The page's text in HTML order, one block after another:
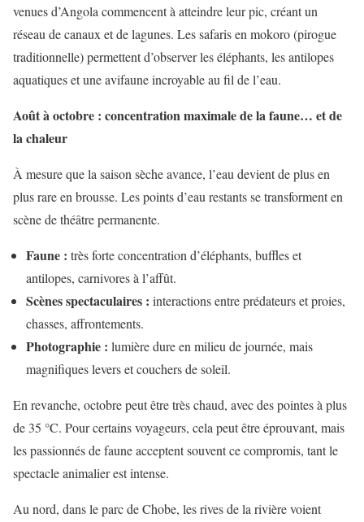
venues d’Angola commencent à atteindre leur pic, créant un
réseau de canaux et de lagunes. Les safaris en mokoro (pirogue
traditionnelle) permettent d’observer les éléphants, les antilopes
aquatiques et une avifaune incroyable au fil de l’eau.
Août à octobre : concentration maximale de la faune… et de
la chaleur
À mesure que la saison sèche avance, l’eau devient de plus en
plus rare en brousse. Les points d’eau restants se transforment en
scène de théâtre permanente.
Faune : très forte concentration d’éléphants, buffles et
antilopes, carnivores à l’affût.
Scènes spectaculaires : interactions entre prédateurs et proies,
chasses, affrontements.
Photographie : lumière dure en milieu de journée, mais
magnifiques levers et couchers de soleil.
En revanche, octobre peut être très chaud, avec des pointes à plus
de 35 °C. Pour certains voyageurs, cela peut être éprouvant, mais
les passionnés de faune acceptent souvent ce compromis, tant le
spectacle animalier est intense.
Au nord, dans le parc de Chobe, les rives de la rivière voient